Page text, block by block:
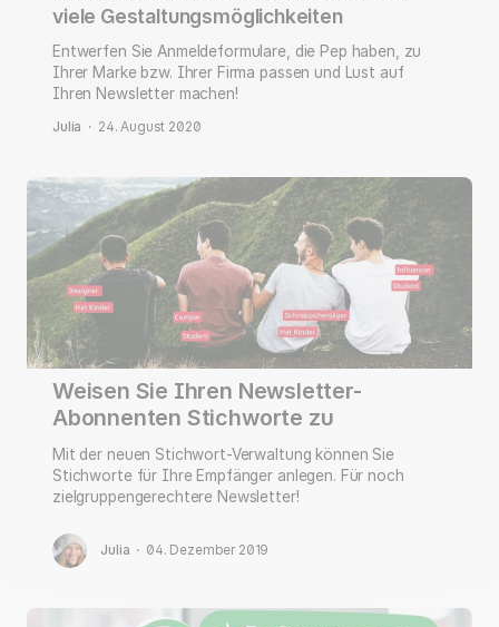
viele Gestaltungsmöglichkeiten
Entwerfen Sie Anmeldeformulare, die Pep haben, zu
Ihrer Marke bzw. Ihrer Firma passen und Lust auf
Ihren Newsletter machen!
Julia · 24. August 2020
Weisen Sie Ihren Newsletter-
Abonnenten Stichworte zu
Mit der neuen Stichwort-Verwaltung können Sie
Stichworte für Ihre Empfänger anlegen. Für noch
zielgruppengerechtere Newsletter!
Julia · 04. Dezember 2019